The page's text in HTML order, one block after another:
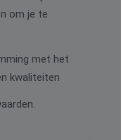
om je te
met het
kwaliteiten